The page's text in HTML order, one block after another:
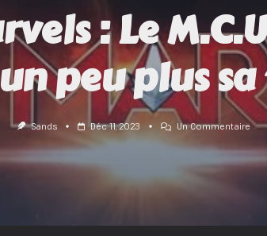
: Le
peu plus
Sands Déc 11, 2023 Un CommentaireSur
: